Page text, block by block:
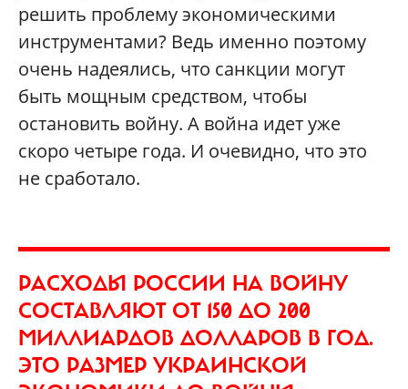
решить проблему экономическими
инструментами? Ведь именно поэтому
очень надеялись, что санкции могут
быть мощным средством, чтобы
остановить войну. А война идет уже
скоро четыре года. И очевидно, что это
не сработало.
РАСХОДЫ РОССИИ НА ВОЙНУ
СОСТАВЛЯЮТ ОТ 150 ДО 200
МИЛЛИАРДОВ ДОЛЛАРОВ В ГОД.
ЭТО РАЗМЕР УКРАИНСКОЙ